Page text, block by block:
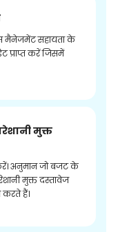
मैनेजमेंट सहायता के
प्राप्त करें जिसमें
मुक्त
अनुमान जो बजट के
मुक्त दस्तावेज
हैं।